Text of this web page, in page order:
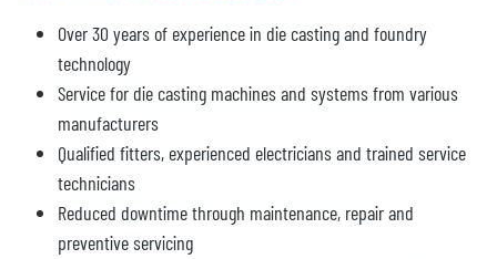
Over 30 years of experience in die casting and foundry
technology
Service for die casting machines and systems from various
manufacturers
Qualified fitters, experienced electricians and trained service
technicians
Reduced downtime through maintenance, repair and
preventive servicing